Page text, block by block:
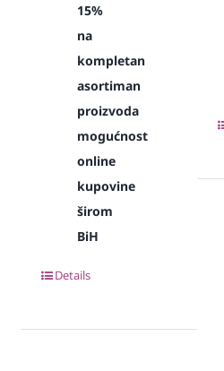
15%
na
kompletan
asortiman
proizvoda
mogućnost
online
kupovine
širom
BiH
Details